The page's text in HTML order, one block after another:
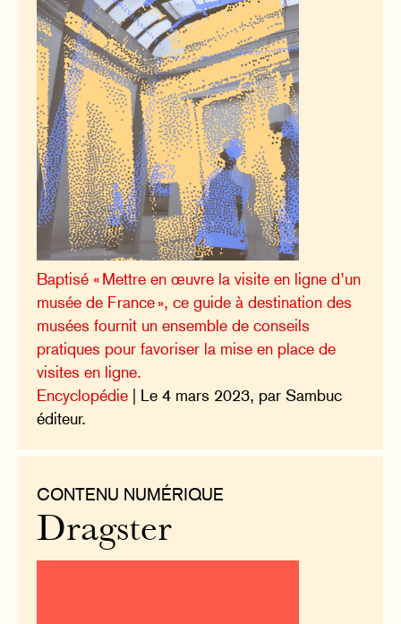
Baptisé « Mettre en œuvre la visite en ligne d’un
musée de France », ce guide à destination des
musées fournit un ensemble de conseils
pratiques pour favoriser la mise en place de
visites en ligne.
Encyclopédie | Le 4 mars 2023, par Sambuc
éditeur.
CONTENU NUMÉRIQUE
Dragster